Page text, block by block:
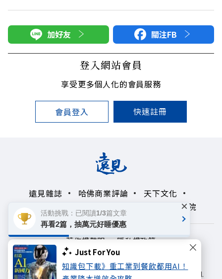
Just For You
知識包下載》重工業到餐飲都用AI！
加好友 關注FB
登入網站會員
享受更多個人化的會員服務
會員登入 快速註冊
遠見雜誌 哈佛商業評論
天下文化
未來親子學習平台
領導影響力學院
著作權聲明
隱私權政策
Copyright© 1999~2026
遠見天下文化出版股份有限公司. All rights reserved.
活動挑戰：已閱讀1/3篇文章
再看2篇，抽萬元好睡優惠
×